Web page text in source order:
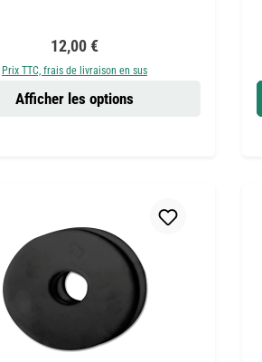
Prix régulier :
12,00 €
Prix TTC, frais de livraison en sus
Afficher les options